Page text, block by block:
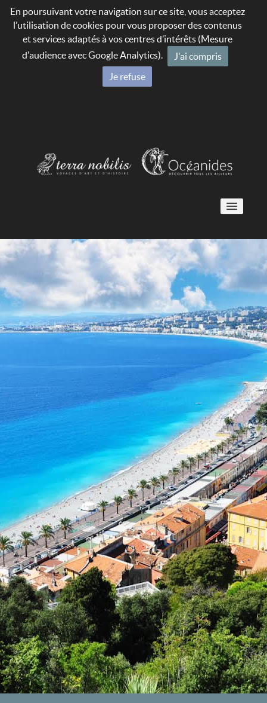
En poursuivant votre navigation sur ce site, vous acceptez
l’utilisation de cookies pour vous proposer des contenus
et services adaptés à vos centres d’intérêts (Mesure
d'audience avec Google Analytics).
J'ai compris
Je refuse
À propos
Kulturreisen 🇩🇪